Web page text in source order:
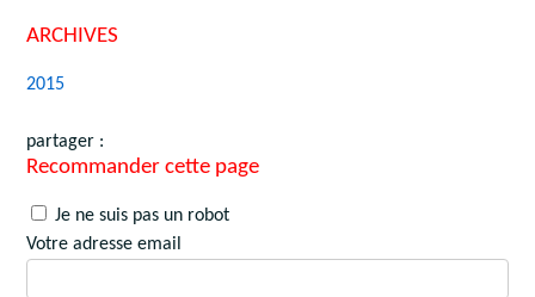
ARCHIVES
2015
partager :
Recommander cette page
Je ne suis pas un robot
Votre adresse email